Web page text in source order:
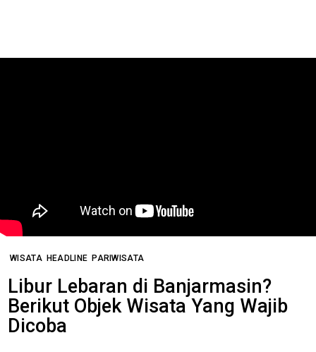
WISATA HEADLINE PARIWISATA
Libur Lebaran di Banjarmasin?
Berikut Objek Wisata Yang Wajib
Dicoba